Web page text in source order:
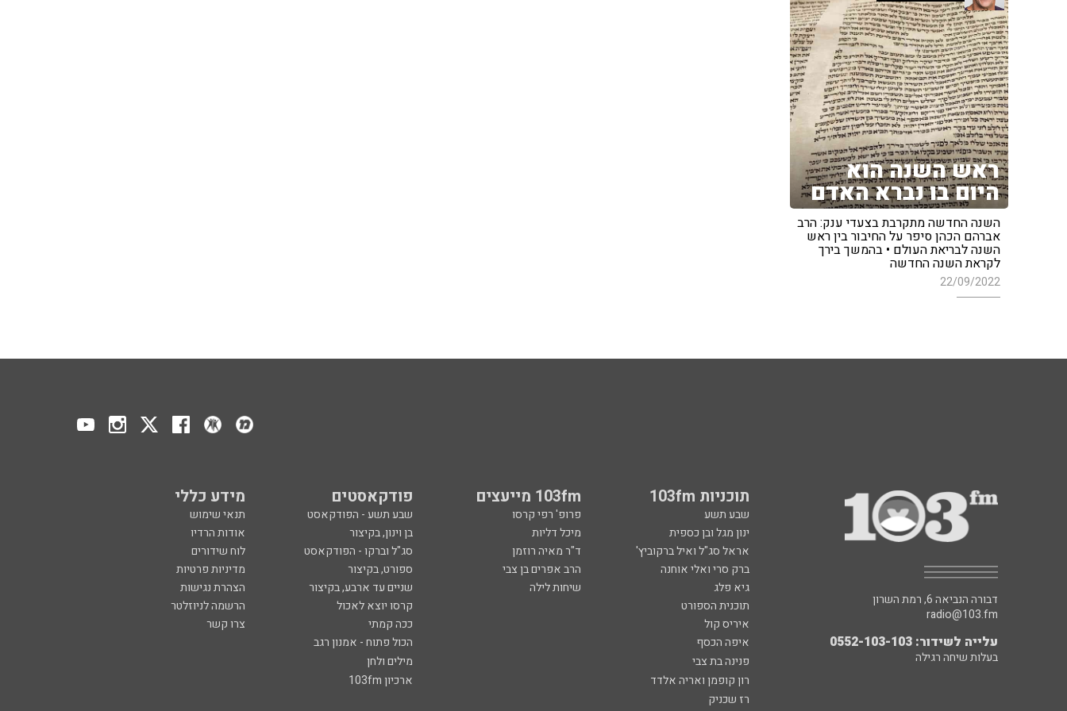
ראש השנה הוא
היום בו נברא האדם
השנה החדשה מתקרבת בצעדי ענק: הרב
אברהם הכהן סיפר על החיבור בין ראש
השנה לבריאת העולם • בהמשך בירך
לקראת השנה החדשה
22/09/2022
תוכניות 103fm 103fm מייעצים פודקאסטים מידע כללי
שבע תשע פרופ' רפי קרסו שבע תשע - הפודקאסט
תנאי שימוש
ינון מגל ובן כספית
מיכל דליות בן וינון, בקיצור
אודות הרדיו
אראל סג"ל ואיל ברקוביץ'
ד"ר מאיה רוזמן סג"ל וברקו - הפודקאסט
לוח שידורים
ברק סרי ואלי אוחנה
הרב אפרים בן צבי ספורט, בקיצור
מדיניות פרטיות
גיא פלג
שיחות לילה שניים עד ארבע, בקיצור
הצהרת נגישות
תוכנית הספורט
קרסו יוצא לאכול
הרשמה לניוזלטר
איריס קול
ככה קמתי
צרו קשר
איפה הכסף
הכול פתוח - אמנון רגב
פנינה בת צבי
מילים ולחן
רון קופמן ואריה אלדד
ארכיון 103fm
רז שכניק
דבורה הנביאה 6, רמת השרון
radio@103.fm
עלייה לשידור: 0552-103-103
בעלות שיחה רגילה